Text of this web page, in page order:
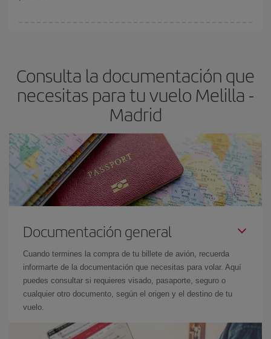
avión más baratos te saldrán. Además, si buscas los vuelos con
las fechas y los horarios del viaje un poco abiertos, podráselegir
el precio más barato.
Consulta la documentación que
necesitas para tu vuelo Melilla -
Madrid
Documentación general
Cuando termines la compra de tu billete de avión, recuerda
informarte de la documentación que necesitas para volar. Aquí
puedes consultar si requieres visado, pasaporte, seguro o
cualquier otro documento, según el origen y el destino de tu
vuelo.